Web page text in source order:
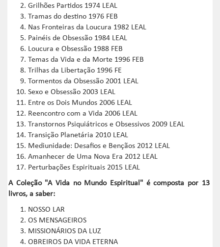
Grilhões Partidos 1974 LEAL
Tramas do destino 1976 FEB
Nas Fronteiras da Loucura 1982 LEAL
Painéis de Obsessão 1984 LEAL
Loucura e Obsessão 1988 FEB
Temas da Vida e da Morte 1996 FEB
Trilhas da Libertação 1996 FE
Tormentos da Obsessão 2001 LEAL
Sexo e Obsessão 2003 LEAL
Entre os Dois Mundos 2006 LEAL
Reencontro com a Vida 2006 LEAL
Transtornos Psiquiátricos e Obsessivos 2009 LEAL
Transição Planetária 2010 LEAL
Mediunidade: Desafios e Bençãos 2012 LEAL
Amanhecer de Uma Nova Era 2012 LEAL
Perturbações Espirituais 2015 LEAL
A Coleção "A Vida no Mundo Espiritual" é composta por 13
livros, a saber:
NOSSO LAR
OS MENSAGEIROS
MISSIONÁRIOS DA LUZ
OBREIROS DA VIDA ETERNA